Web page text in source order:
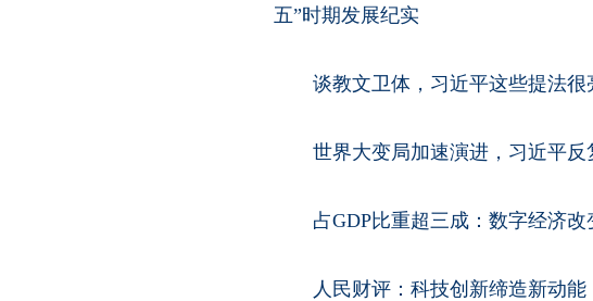
五”时期发展纪实
谈教文卫体，习近平这些提法很
世界大变局加速演进，习近平反
占GDP比重超三成：数字经济改
人民财评：科技创新缔造新动